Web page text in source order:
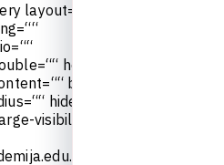
ery layout=
ng=““
io=““
uble=““ ho
ntent=““ b
ius=““ hide
rge-visi bil
emija.ed u.